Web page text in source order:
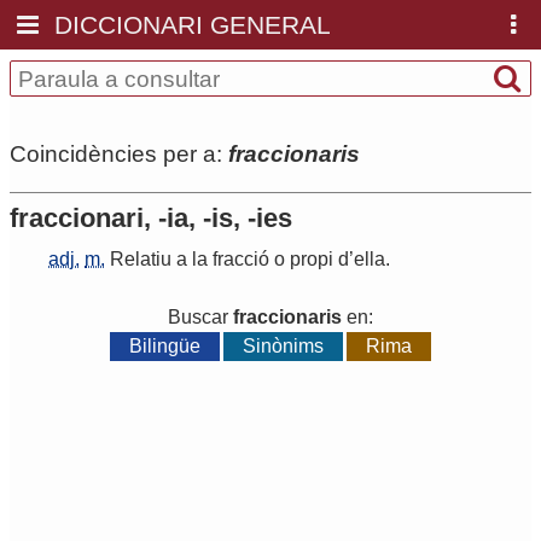
DICCIONARI GENERAL
Coincidències per a: fraccionaris
fraccionari, -ia, -is, -ies
adj. m. Relatiu a la fracció o propi d’ella.
Buscar fraccionaris en:
Bilingüe
Sinònims Rima